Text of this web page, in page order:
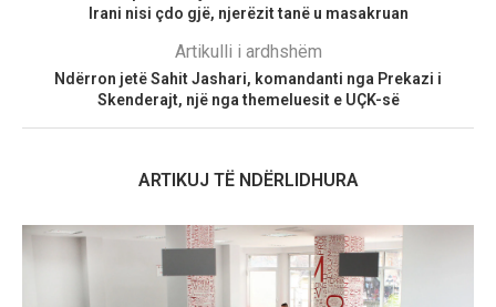
Irani nisi çdo gjë, njerëzit tanë u masakruan
Artikulli i ardhshëm
Ndërron jetë Sahit Jashari, komandanti nga Prekazi i
Skenderajt, një nga themeluesit e UÇK-së
ARTIKUJ TË NDËRLIDHURA